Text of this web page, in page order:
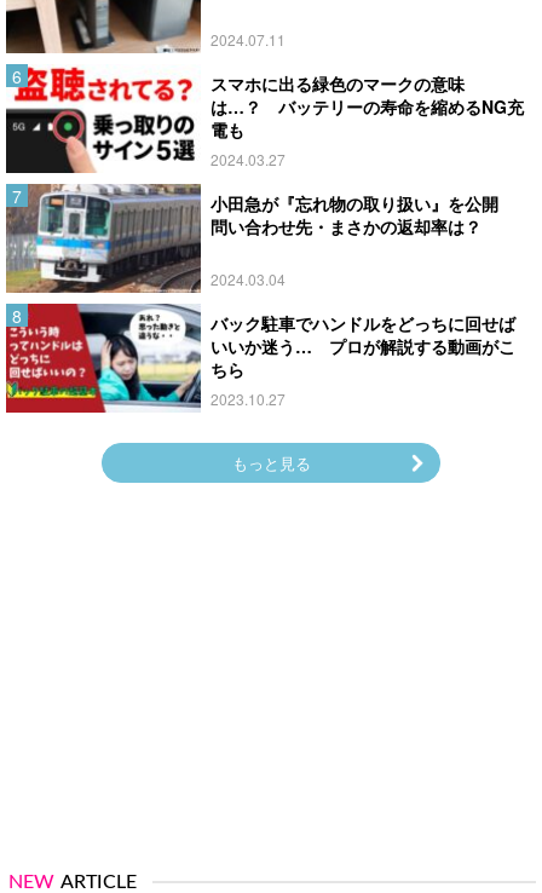
2024.07.11
スマホに出る緑色のマークの意味
は…？ バッテリーの寿命を縮めるNG充
電も
2024.03.27
小田急が『忘れ物の取り扱い』を公開
問い合わせ先・まさかの返却率は？
2024.03.04
バック駐車でハンドルをどっちに回せば
いいか迷う… プロが解説する動画がこ
ちら
2023.10.27
もっと見る
NEW ARTICLE